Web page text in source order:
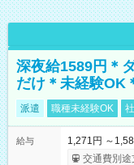
深夜給1589円＊
だけ＊未経験OK
派遣 職種未経験OK
給与
1,271円 ～
交通費別途